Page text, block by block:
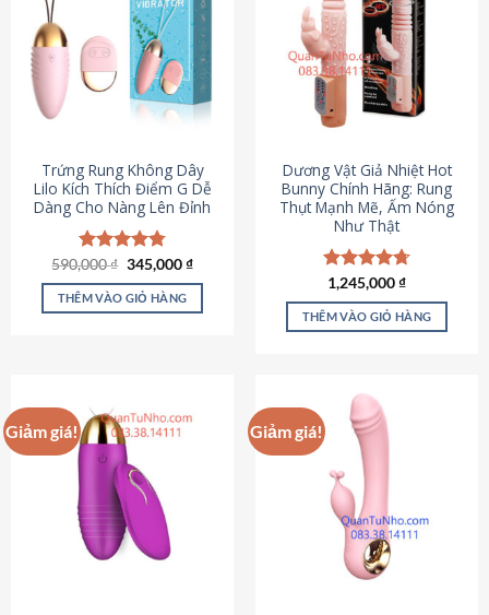
Trứng Rung Không Dây
Lilo Kích Thích Điểm G Dễ
Dàng Cho Nàng Lên Đỉnh
Được xếp
hạng4.79
5 sao
590,000₫ Giá
là:
590,000 ₫.
345,000₫Giá
tại
345,000 ₫.
THÊM VÀO GIỎ HÀNG
Dương Vật Giả Nhiệt Hot
Bunny Chính Hãng: Rung
Thụt Mạnh Mẽ, Ấm Nóng
Như Thật
Được xếp
hạng4.73
5 sao
1,245,000₫
THÊM VÀO GIỎ HÀNG
Giảm giá! Giảm giá!